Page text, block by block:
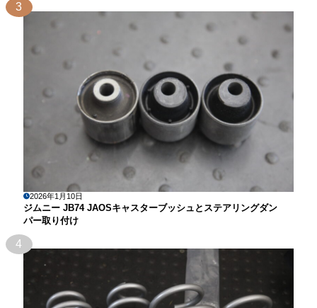
3
2026年1月10日
ジムニー JB74 JAOSキャスターブッシュとステアリングダン
パー取り付け
4